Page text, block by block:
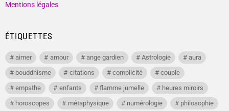
Mentions légales
ÉTIQUETTES
aimer amour ange gardien Astrologie
aura
bouddhisme
citations complicité
couple
empathe
enfants flamme jumelle
heures miroirs
horoscopes
métaphysique numérologie
philosophie